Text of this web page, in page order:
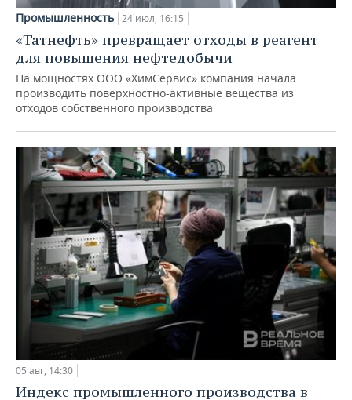
Промышленность 24 июл, 16:15
«Татнефть» превращает отходы в реагент
для повышения нефтедобычи
На мощностях ООО «ХимСервис» компания начала
производить поверхностно-активные вещества из
отходов собственного производства
05 авг, 14:30
Индекс промышленного производства в